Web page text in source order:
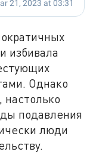
избивала
Однако
настолько
подавления
люди